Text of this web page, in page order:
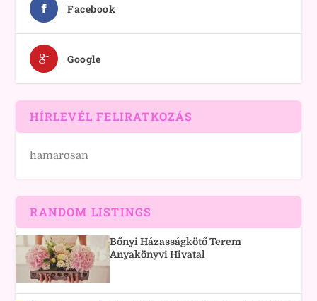
Facebook
Google
HÍRLEVÉL FELIRATKOZÁS
hamarosan
RANDOM LISTINGS
Bőnyi Házasságkötő Terem
Anyakönyvi Hivatal